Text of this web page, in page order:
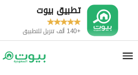
تطبيق بيوت
+140 ألف تنزيل للتطبيق